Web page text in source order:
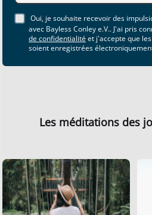
Oui, je souhaite recevoir des
avec Bayless Conley e.V.. J'ai pris
de confidentialitéet j'accepte que
soient enregistrées
Les méditations des